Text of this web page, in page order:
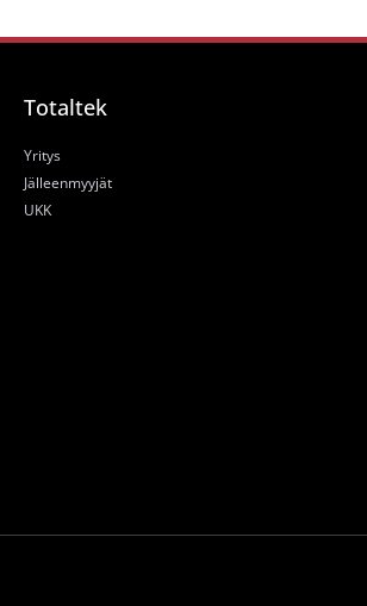
Totaltek
Yritys
Jälleenmyyjät
UKK